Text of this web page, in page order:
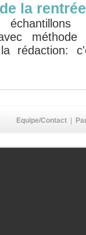
la rentrée
rédaction:
Equipe/Contact